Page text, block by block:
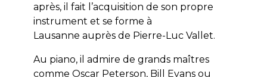
après, il fait l’acquisition de son propre
instrument et se forme à
Lausanne auprès de Pierre-Luc Vallet.
Au piano, il admire de grands maîtres
comme Oscar Peterson, Bill Evans ou